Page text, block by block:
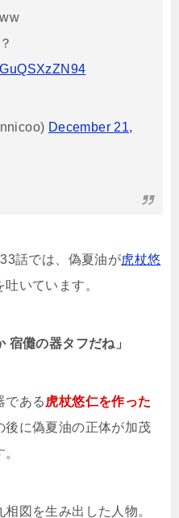
December 21,
話では、偽夏油が虎杖悠
いています。
宿儺の器タフだね」
である 虎杖悠仁を作った
後に偽夏油の正体が加茂
図を生み出した人物。